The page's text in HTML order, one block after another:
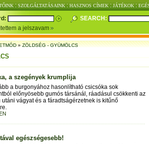
: SZOLGÁLTATÁSAINK : HASZNOS CÍMEK : JÁTÉKOK :
SEARCH:
a jelszavam
»ZÖLDSÉG - GYÜMÖLCS
a szegények krumplija
a burgonyához hasonlítható csicsóka sok
előnyösebb gumós társánál, ráadásul csökkenti az
utáni vágyat és a fáradtságérzetnek is kitűnő
egészségesebb!